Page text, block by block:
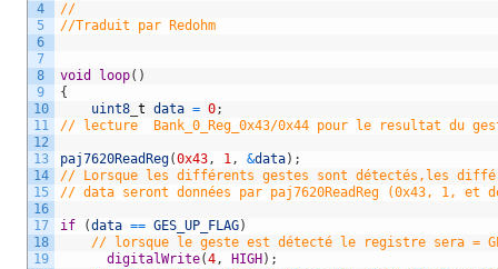
4
5
6
7
8
9
10
11
12
13
14
15
16
17
18
19
//
//Traduit par Redohm
void loop( )
{
uint8 t data = 0;
// lecture  Bank_0_Reg_0x43/0x44 pour le resultat du
paj7620ReadReg(0x43, 1, &data) ;
// Lorsque les différents gestes sont détectés,les
// data seront données par paj7620ReadReg (0x43, 1, et
if (data == GES_UP_FLAG)
// lorsque le geste est détecté le registre sera =
digitalWrite(4, HIGH) ;